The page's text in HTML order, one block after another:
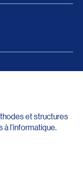
et structures
à l'informatique.